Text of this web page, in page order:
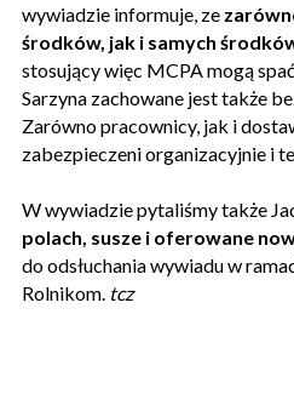
wywiadzie informuje, ze
środków, jak i samych
stosujący więc MCPA mogą
Sarzyna zachowane jest także
Zarówno pracownicy, jak i
zabezpieczeni organizacyjnie i
W wywiadzie pytaliśmy także
polach, susze i oferowane
do odsłuchania wywiadu w
Rolnikom. tcz